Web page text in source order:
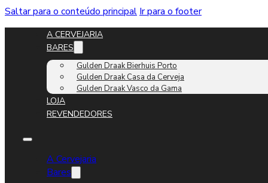
Saltar para o conteúdo principal Ir para o footer
A CERVEJARIA
BARES
Gulden Draak Bierhuis Porto
Gulden Draak Casa da Cerveja
Gulden Draak Vasco da Gama
LOJA
REVENDEDORES
A Cervejaria
Bares